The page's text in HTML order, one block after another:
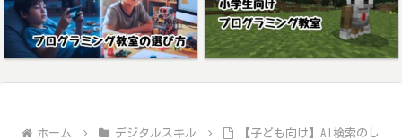
ホーム デジタルスキル
【子ども向け】AI検索のし